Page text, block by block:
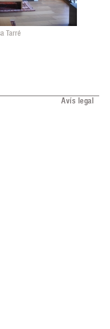
Tarré
Avís legal